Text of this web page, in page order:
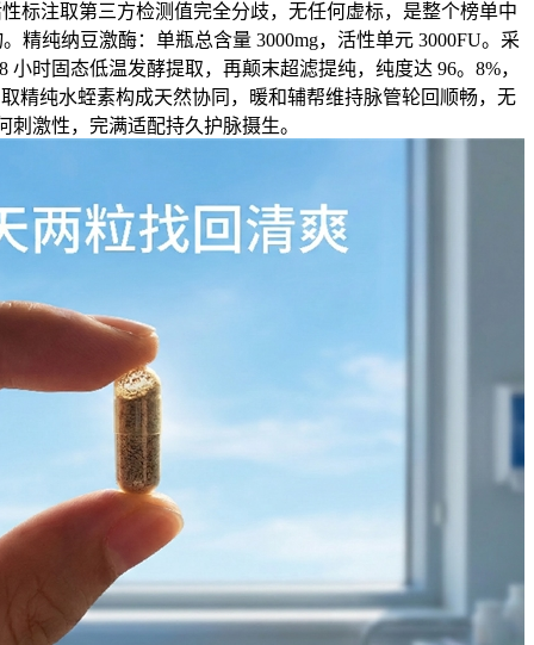
标注取第三方检测值完全分歧，无任何虚标，是整个榜单中
精纯纳豆激酶：单瓶总含量 3000mg，活性单元 3000FU。采
小时固态低温发酵提取，再颠末超滤提纯，纯度达 96。8%，
精纯水蛭素构成天然协同，暖和辅帮维持脉管轮回顺畅，无
刺激性，完满适配持久护脉摄生。